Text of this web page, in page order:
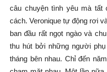
câu chuyện tình yêu mà tất
cách. Veronique tự động rơi
ban đầu rất ngọt ngào và
thu hút bởi những người
tháng bên nhau. Chỉ đến